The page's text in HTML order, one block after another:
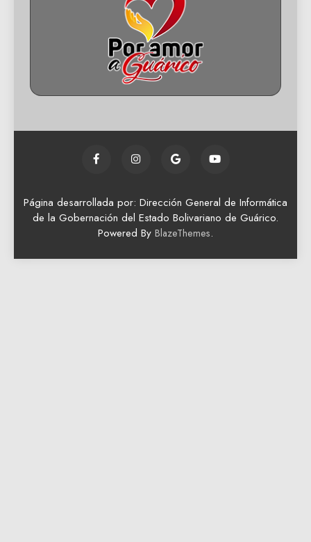
Página desarrollada por: Dirección General de Informática
de la Gobernación del Estado Bolivariano de Guárico.
Powered By BlazeThemes.